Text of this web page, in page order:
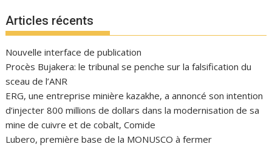
Articles récents
Nouvelle interface de publication
Procès Bujakera: le tribunal se penche sur la falsification du
sceau de l’ANR
ERG, une entreprise minière kazakhe, a annoncé son intention
d’injecter 800 millions de dollars dans la modernisation de sa
mine de cuivre et de cobalt, Comide
Lubero, première base de la MONUSCO à fermer